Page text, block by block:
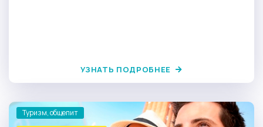
УЗНАТЬ ПОДРОБНЕЕ
Туризм, общепит